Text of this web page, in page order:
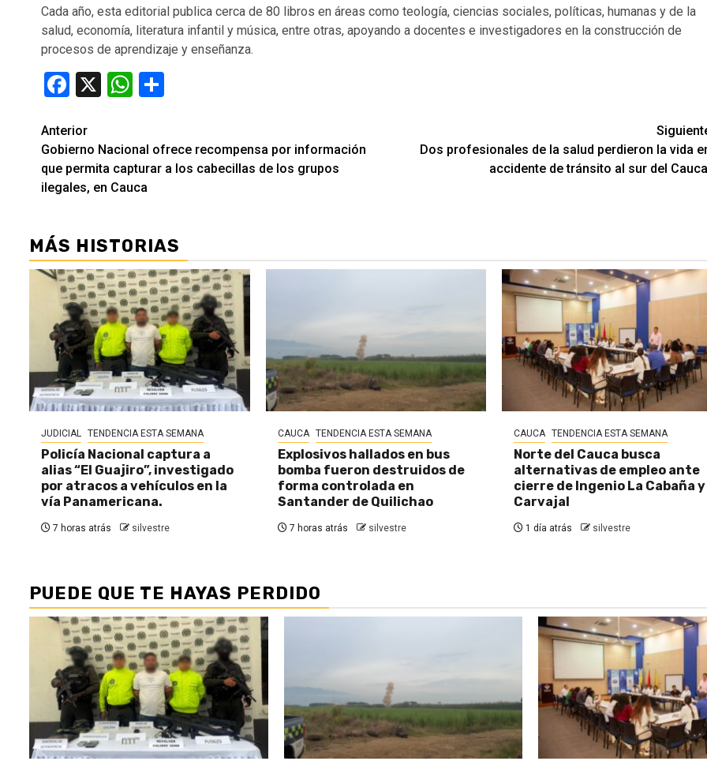
Cada año, esta editorial publica cerca de 80 libros en áreas como teología, ciencias sociales, políticas, humanas y de la
salud, economía, literatura infantil y música, entre otras, apoyando a docentes e investigadores en la construcción de
procesos de aprendizaje y enseñanza.
Facebook
X WhatsApp
Seguir
leyendo
Anterior
Gobierno Nacional ofrece recompensa por información
que permita capturar a los cabecillas de los grupos
ilegales, en Cauca
Dos profesionales de la salud perdieron la vida
accidente de tránsito al sur del
MÁS HISTORIAS
JUDICIAL TENDENCIA ESTA SEMANA
Policía Nacional captura a
alias “El Guajiro”, investigado
por atracos a vehículos en la
vía Panamericana.
7 horas atrás silvestre
CAUCA TENDENCIA ESTA SEMANA
Explosivos hallados en bus
bomba fueron destruidos de
forma controlada en
Santander de Quilichao
7 horas atrás silvestre
CAUCA TENDENCIA ESTA SEMANA
Norte del Cauca busca
alternativas de empleo ante
cierre de Ingenio La Cabaña y
Carvajal
1 día atrás silvestre
PUEDE QUE TE HAYAS PERDIDO